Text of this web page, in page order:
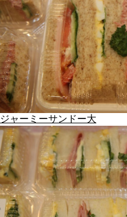
ジャーミーサンドー大